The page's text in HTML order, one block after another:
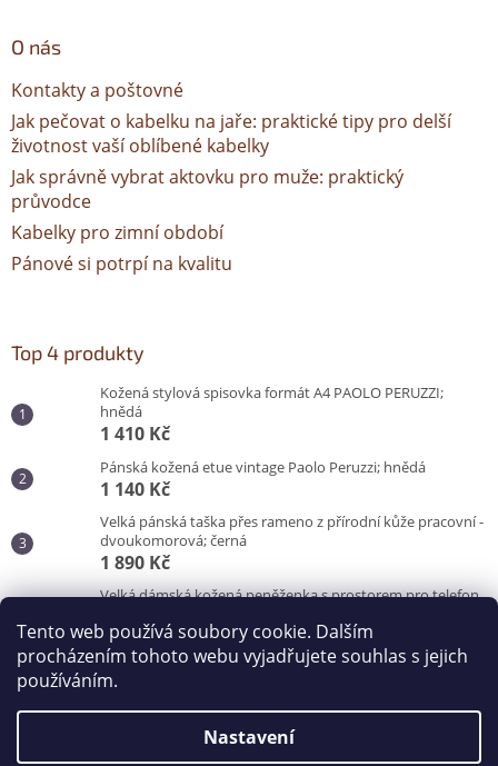
Tento web používá soubory cookie. Dalším
procházením tohoto webu vyjadřujete souhlas s jejich
používáním.
Nastavení
O nás
Kontakty a poštovné
Jak pečovat o kabelku na jaře: praktické tipy pro delší
životnost vaší oblíbené kabelky
Jak správně vybrat aktovku pro muže: praktický
průvodce
Kabelky pro zimní období
Pánové si potrpí na kvalitu
Top 4 produkty
Kožená stylová spisovka formát A4 PAOLO PERUZZI;
hnědá
1 410 Kč
Pánská kožená etue vintage Paolo Peruzzi; hnědá
1 140 Kč
Velká pánská taška přes rameno z přírodní kůže pracovní -
dvoukomorová; černá
1 890 Kč
Velká dámská kožená peněženka s prostorem pro telefon
870 Kč
Vytvořil Shoptet